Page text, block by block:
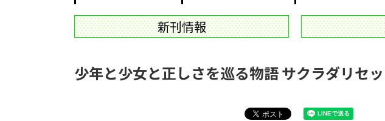
新刊情報
少年と少女と正しさを巡る物語 サクラダリセ